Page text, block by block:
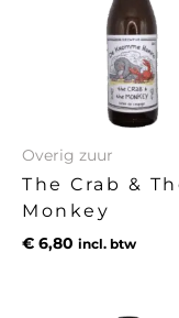
Overig zuur
The Crab &
Monkey
€ 6,80 incl. btw